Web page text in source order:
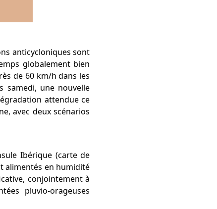
anticycloniques sont
globalement bien
de 60 km/h dans les
samedi, une nouvelle
attendue ce
avec deux scénarios
Ibérique (carte de
alimentés en humidité
conjointement à
pluvio-orageuses